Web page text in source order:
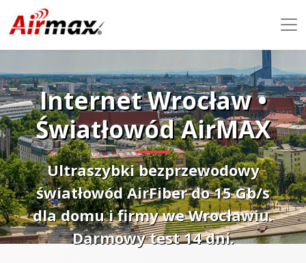
Internet Wrocław •
Światłowód AirMAX
Ultraszybki bezprzewodowy
światłowód AirFiber do 15 Gb/s
dla domu i firmy we Wrocławiu.
Darmowy test 14 dni.